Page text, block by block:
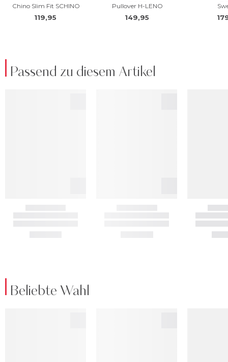
Passend zu diesem Artikel
Beliebte Wahl